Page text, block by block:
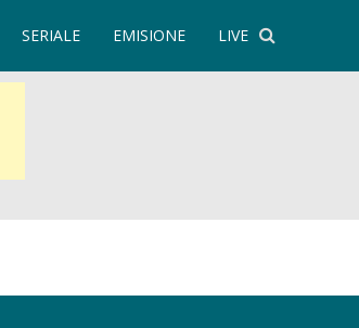
LIVE
EMISIONE
SERIALE